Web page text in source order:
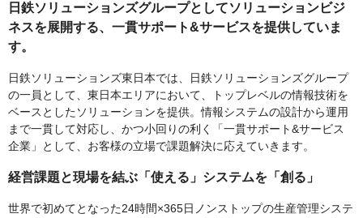
日鉄ソリューションズグループとしてソリューションビジ
ネスを展開する、一貫サポート&サービスを提供していま
す。
日鉄ソリューションズ東日本では、日鉄ソリューションズグループ
の一員として、東日本エリアにおいて、トップレベルの情報技術を
ベースとしたソリューションを提供。情報システムの設計から運用
まで一貫して対応し、かつ小回りの利く「一貫サポート&サービス
企業」として、お客様の立場で課題解決に応えていきます。
経営課題と現場を結ぶ「使える」システムを「創る」
世界で初めてとなった24時間×365日ノンストップの生産管理システ